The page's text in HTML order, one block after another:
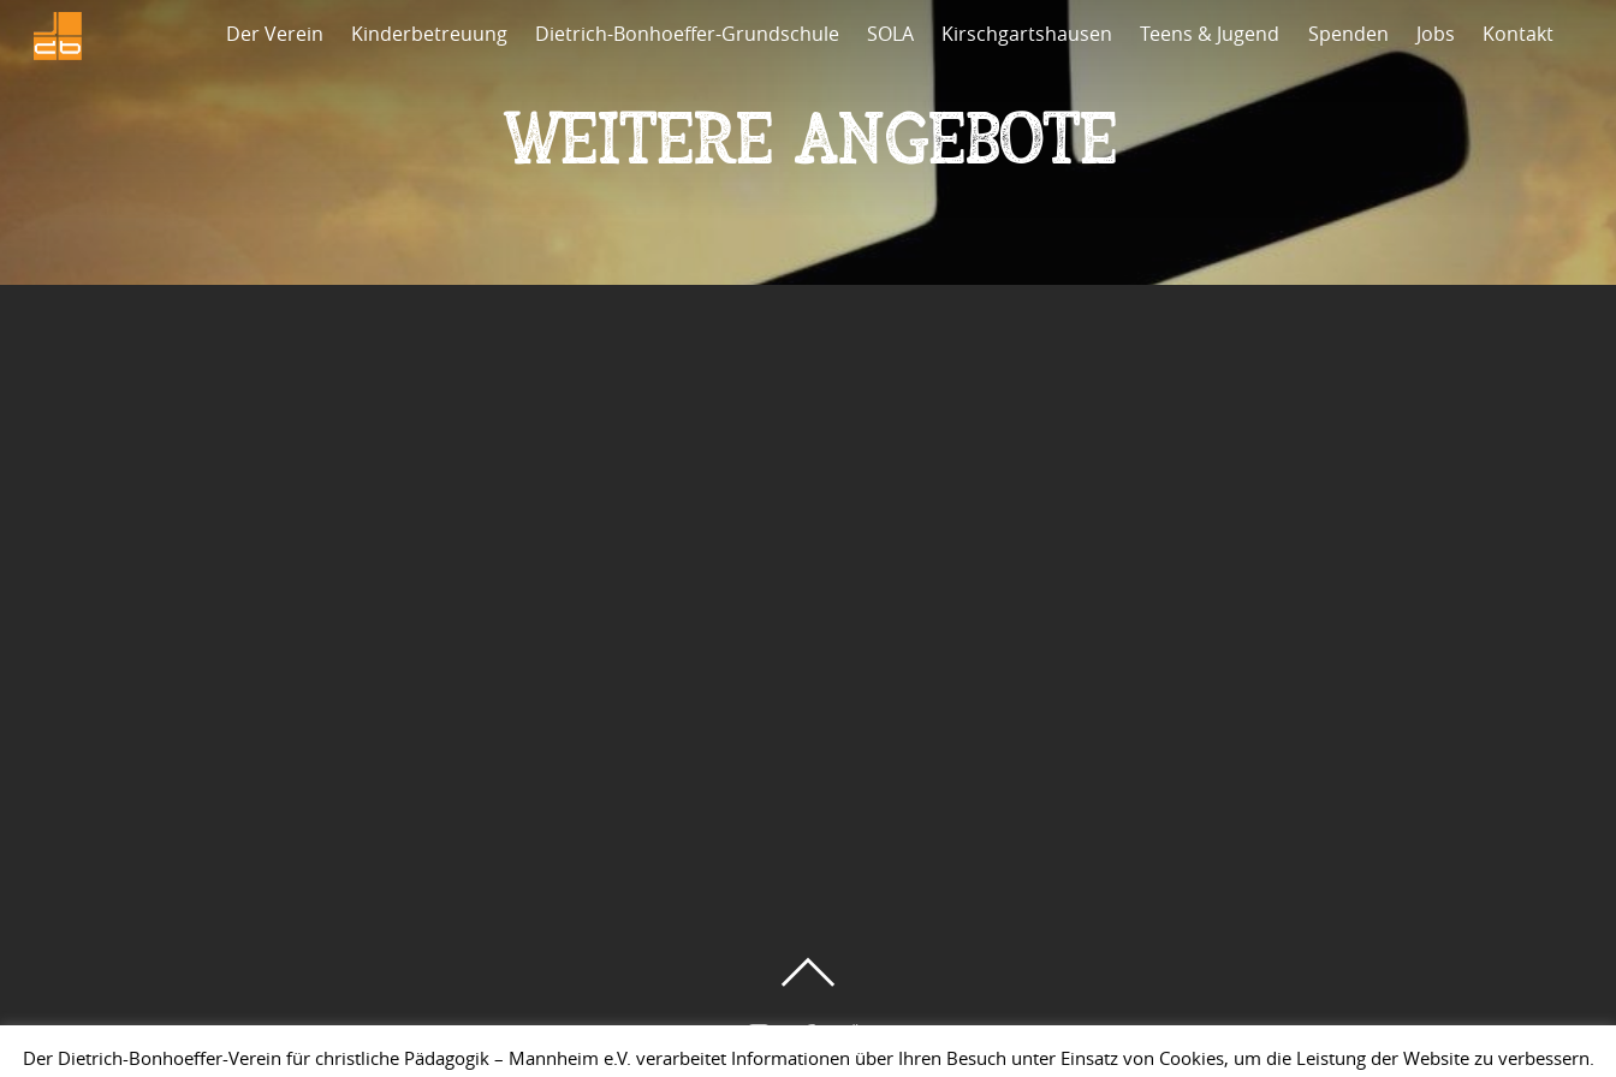
Der Verein Kinderbetreuung Dietrich-Bonhoeffer-Grundschule SOLA Kirschgartshausen Teens & Jugend Spenden Jobs Kontakt
Weitere Angebote
Der Dietrich-Bonhoeffer-Verein für christliche Pädagogik – Mannheim e.V. verarbeitet Informationen über Ihren Besuch unter Einsatz von Cookies, um die Leistung der Website zu verbessern.